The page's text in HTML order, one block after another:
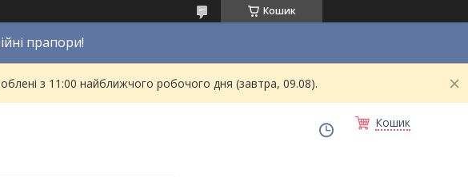
Кошик
прапори!
з 11:00 найближчого робочого дня (завтра, 09.08).
Кошик